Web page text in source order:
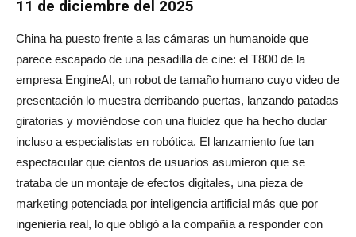
11 de diciembre del 2025
China ha puesto frente a las cámaras un humanoide que
parece escapado de una pesadilla de cine: el T800 de la
empresa EngineAI, un robot de tamaño humano cuyo video de
presentación lo muestra derribando puertas, lanzando patadas
giratorias y moviéndose con una fluidez que ha hecho dudar
incluso a especialistas en robótica. El lanzamiento fue tan
espectacular que cientos de usuarios asumieron que se
trataba de un montaje de efectos digitales, una pieza de
marketing potenciada por inteligencia artificial más que por
ingeniería real, lo que obligó a la compañía a responder con